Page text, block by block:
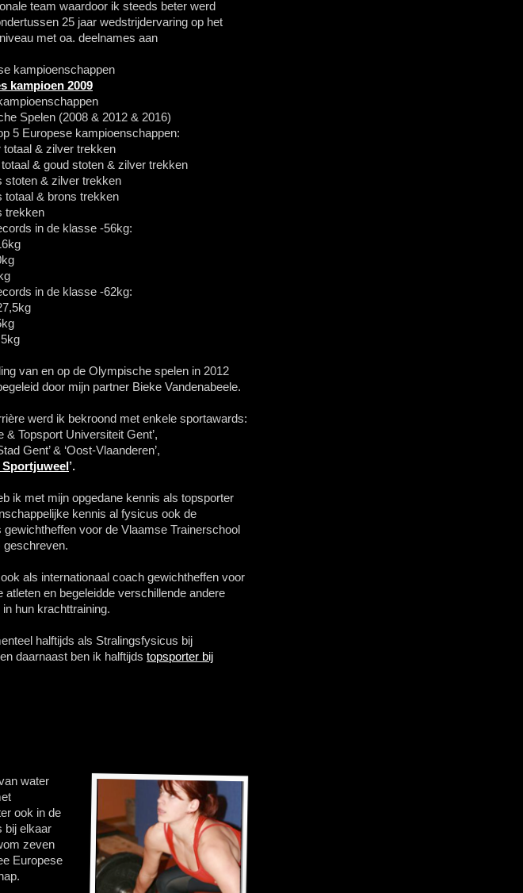
team waardoor ik steeds beter werd
25 jaar wedstrijdervaring op het
met oa. deelnames aan
kampioenschappen
kampioen 2009
Spelen (2008 & 2012 & 2016)
5 Europese kampioenschappen:
totaal & zilver trekken
& goud stoten & zilver trekken
stoten & zilver trekken
totaal & brons trekken
trekken
in de klasse -56kg:
in de klasse -62kg:
van en op de Olympische spelen in 2012
door mijn partner Bieke Vandenabeele.
werd ik bekroond met enkele sportawards:
& Topsport Universiteit Gent’,
Gent’ & ‘Oost-Vlaanderen’,
Sportjuweel’.
ik met mijn opgedane kennis als topsporter
kennis al fysicus ook de
gewichtheffen voor de Vlaamse Trainerschool
geschreven.
als internationaal coach gewichtheffen voor
atleten en begeleidde verschillende andere
hun krachttraining.
halftijds als Stralingsfysicus bij
daarnaast ben ik halftijds topsporter bij
water
ook in de
bij elkaar
zeven
Europese